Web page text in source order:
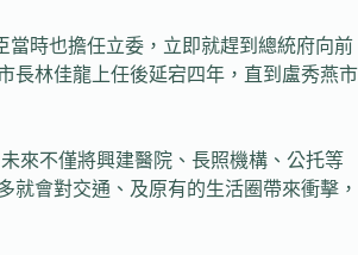
當時也擔任立委，立即就趕到總統府向前
長林佳龍上任後延宕四年，直到盧秀燕市
來不僅將興建醫院、長照機構、公托等
會對交通、及原有的生活圈帶來衝擊，